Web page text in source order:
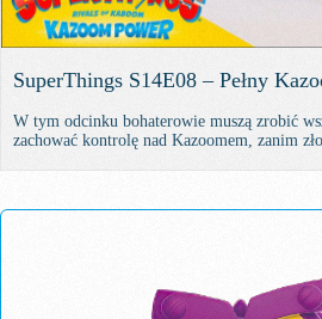
SuperThings S14E08 – Pełny
W tym odcinku bohaterowie muszą zrobić
zachować kontrolę nad Kazoomem, zanim